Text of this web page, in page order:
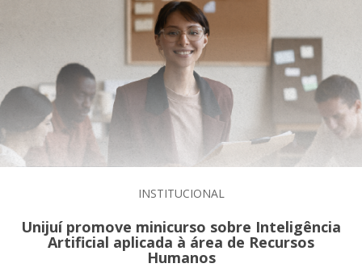
INSTITUCIONAL
Unijuí promove minicurso sobre Inteligência
Artificial aplicada à área de Recursos
Humanos